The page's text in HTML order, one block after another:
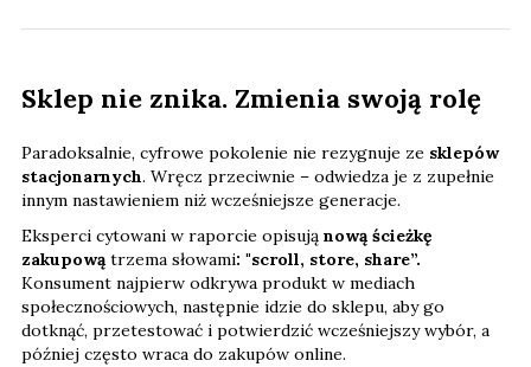
Sklep nie znika. Zmienia swoją rolę
Paradoksalnie, cyfrowe pokolenie nie rezygnuje ze sklepów
stacjonarnych. Wręcz przeciwnie – odwiedza je z zupełnie
innym nastawieniem niż wcześniejsze generacje.
Eksperci cytowani w raporcie opisują nową ścieżkę
zakupowątrzema słowami: "scroll, store, share”.
Konsument najpierw odkrywa produkt w mediach
społecznościowych, następnie idzie do sklepu, aby go
dotknąć, przetestować i potwierdzić wcześniejszy wybór, a
później często wraca do zakupów online.